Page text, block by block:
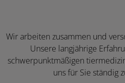
Wir arbeiten zusammen und
Unsere langjährige
schwerpunktmäßigen
uns für Sie ständig